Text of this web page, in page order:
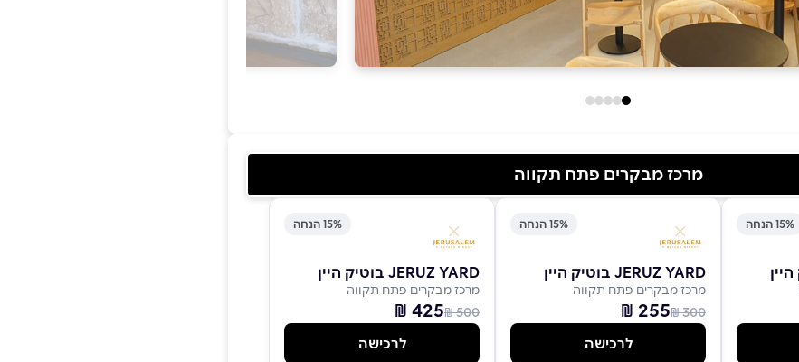
מרכז מבקרים פתח תקווה
15% הנחה 15% הנחה
JERUZ YARD בוטיק היין
מרכז מבקרים פתח תקווה
300 ₪
255 ₪
לרכישה
15% הנחה
JERUZ YARD בוטיק היין
מרכז מבקרים פתח תקווה
500 ₪
425 ₪
לרכישה